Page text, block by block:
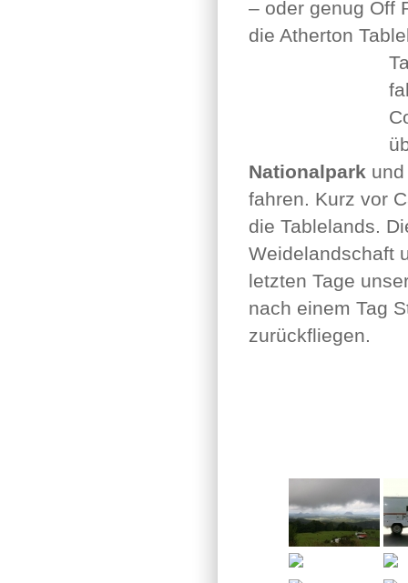
– oder genug Off
die Atherton
Nationalpark
fahren. Kurz vor
die Tablelands.
Weidelandschaft
letzten Tage
nach einem Tag
zurückfliegen.